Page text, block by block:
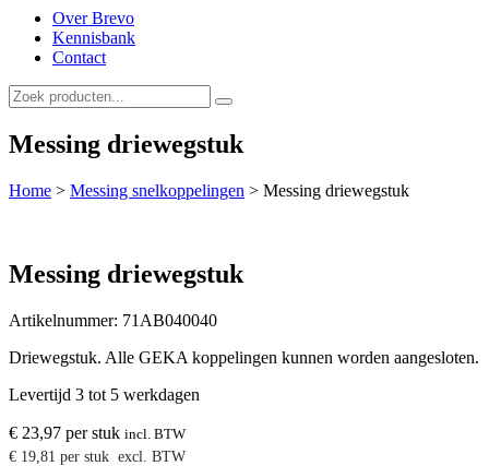
Over Brevo
Kennisbank
Contact
Messing driewegstuk
Home > Messing snelkoppelingen > Messing driewegstuk
Messing driewegstuk
Artikelnummer: 71AB040040
Driewegstuk. Alle GEKA koppelingen kunnen worden aangesloten.
Levertijd 3 tot 5 werkdagen
€ 23,97 per stuk incl. BTW
€ 19,81 per stuk excl. BTW